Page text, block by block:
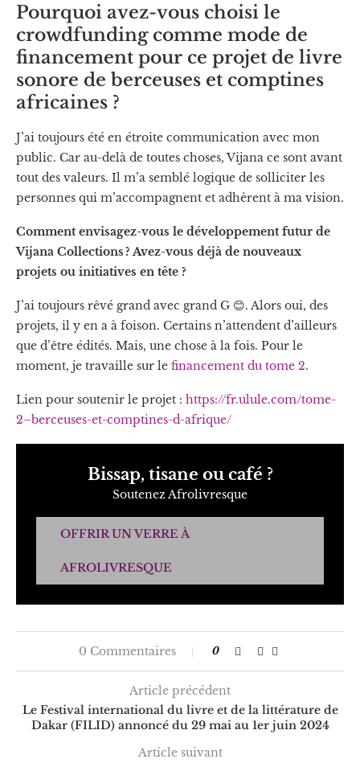
Pourquoi avez-vous choisi le
crowdfunding comme mode de
financement pour ce projet de livre
sonore de berceuses et comptines
africaines ?
J’ai toujours été en étroite communication avec mon
public. Car au-delà de toutes choses, Vijana ce sont avant
tout des valeurs. Il m’a semblé logique de solliciter les
personnes qui m’accompagnent et adhèrent à ma vision.
Comment envisagez-vous le développement futur de
Vijana Collections ? Avez-vous déjà de nouveaux
projets ou initiatives en tête ?
J’ai toujours rêvé grand avec grand G 😊. Alors oui, des
projets, il y en a à foison. Certains n’attendent d’ailleurs
que d’être édités. Mais, une chose à la fois. Pour le
moment, je travaille sur le financement du tome 2.
Lien pour soutenir le projet : https://fr.ulule.com/tome-
2–berceuses-et-comptines-d-afrique/
Bissap, tisane ou café ?
Soutenez Afrolivresque
OFFRIR UN VERRE À
AFROLIVRESQUE
0 Commentaires 0
Article précédent
Le Festival international du livre et de la littérature de
Dakar (FILID) annoncé du 29 mai au 1er juin 2024
Article suivant